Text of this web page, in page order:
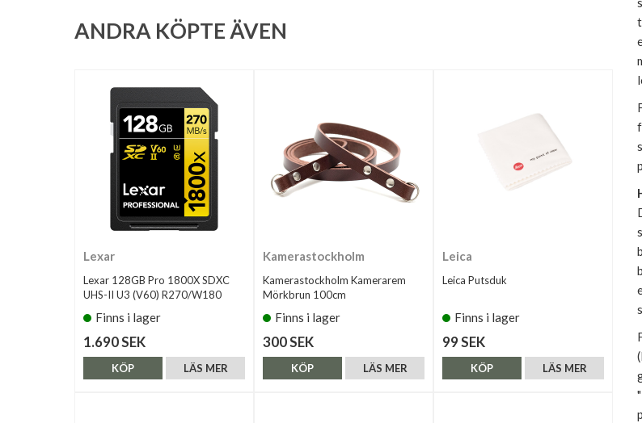
ANDRA KÖPTE ÄVEN
Lexar
Lexar 128GB Pro 1800X SDXC
UHS-II U3 (V60) R270/W180
Finns i lager
1.690 SEK
LÄS MER
KÖP
Kamerastockholm
Kamerastockholm Kamerarem
Mörkbrun 100cm
Finns i lager
300 SEK
LÄS MER
KÖP
Leica
Leica Putsduk
Finns i lager
99 SEK
LÄS MER
KÖP